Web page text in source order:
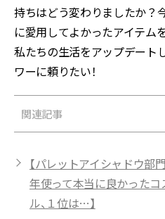
持ちはどう変わりましたか？
に愛用してよかったアイテム
私たちの生活をアップデート
ワーに頼りたい！
関連記事
【パレットアイシャドウ部
年使って本当に良かったコ
ル、１位は…】